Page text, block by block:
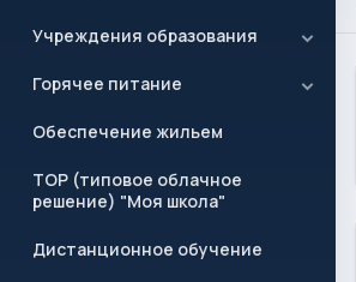
Учреждения образования
Горячее питание
Обеспечение жильем
ТОР (типовое облачное
решение) "Моя школа"
Дистанционное обучение